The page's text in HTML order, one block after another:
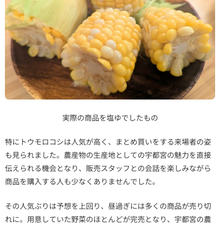
実際の商品を塩ゆでしたもの
特にトウモロコシは人気が高く、まとめ買いをする来場者の姿
も見られました。農産物の生産地としての宇都宮の魅力を直接
伝えられる機会となり、販売スタッフとの会話を楽しみながら
商品を購入する人も少なくありませんでした。
その人気ぶりは予想を上回り、昼過ぎには多くの商品が売り切
れに。用意していた野菜のほとんどが完売となり、宇都宮の農